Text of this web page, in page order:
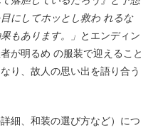
にしてホッとし救わ れるな
もあります。」 とエンディン
が明るめ の服装で迎えること
り、故人の思い出を語り合う
細、和装の選び方など）につ